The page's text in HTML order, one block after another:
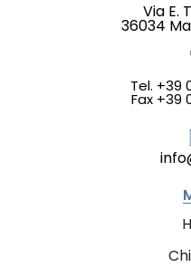
Via E.
36034
Tel. +39
Fax +39